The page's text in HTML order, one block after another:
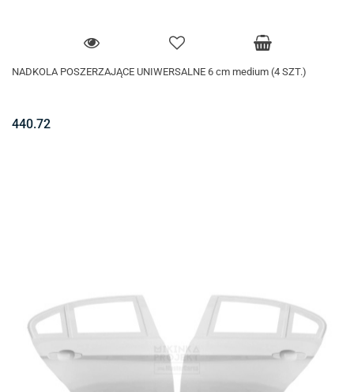
NADKOLA POSZERZAJĄCE UNIWERSALNE 6 cm medium (4 SZT.)
440.72